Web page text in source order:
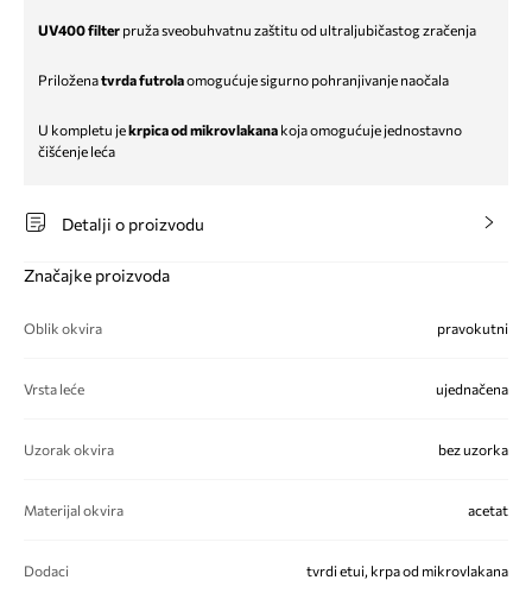
UV400 filter pruža sveobuhvatnu zaštitu od ultraljubičastog zračenja
Priloženatvrda futrolaomogućuje sigurno pohranjivanje naočala
U kompletu jekrpica od mikrovlakana koja omogućuje jednostavno
čišćenje leća
Detalji o proizvodu
Značajke proizvoda
Oblik okvira pravokutni
Vrsta leće ujednačena
Uzorak okvira bez uzorka
Materijal okvira acetat
Dodaci tvrdi etui, krpa od mikrovlakana